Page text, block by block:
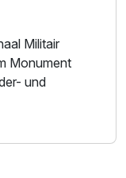
Militair
Monument
und